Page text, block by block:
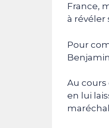
France,
à révéler
Pour
Au cours
en lui